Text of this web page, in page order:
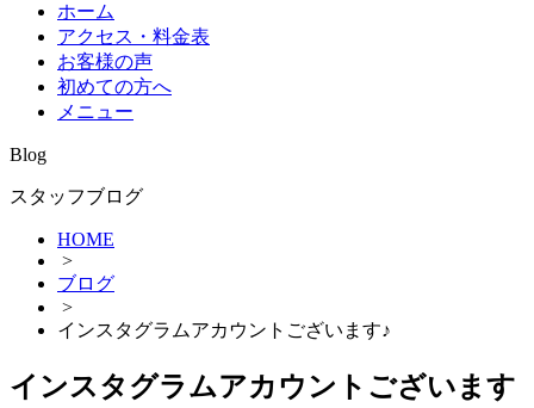
ホーム
アクセス・料金表
お客様の声
初めての方へ
メニュー
Blog
スタッフブログ
HOME
>
ブログ
>
インスタグラムアカウントございます♪
インスタグラムアカウントございます